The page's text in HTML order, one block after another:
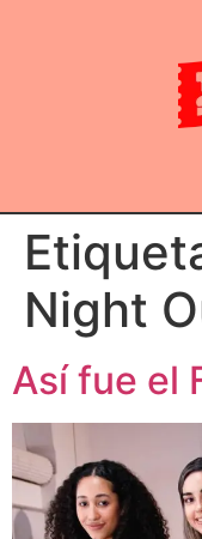
Night
Así fue el